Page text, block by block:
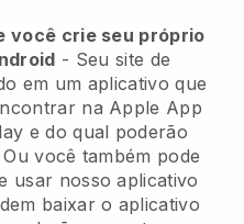
você crie seu próprio
- Seu site de
em um aplicativo que
na Apple App
e do qual poderão
você também pode
usar nosso aplicativo
baixar o aplicativo